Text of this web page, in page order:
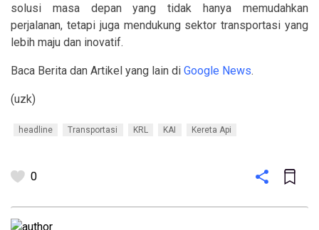
solusi masa depan yang tidak hanya memudahkan
perjalanan, tetapi juga mendukung sektor transportasi yang
lebih maju dan inovatif.
Baca Berita dan Artikel yang lain di Google News.
(uzk)
headline Transportasi KRL KAI Kereta Api
0